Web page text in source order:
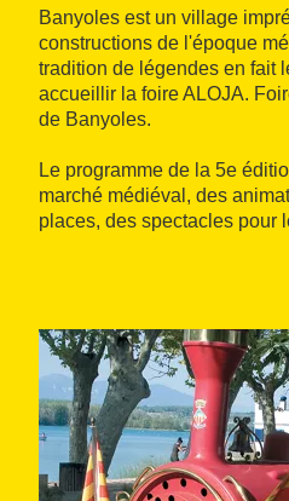
Banyoles est un village
constructions de l'époque
tradition de légendes en fait
accueillir la foire ALOJA.
de Banyoles.
Le programme de la 5e
marché médiéval, des
places, des spectacles pour